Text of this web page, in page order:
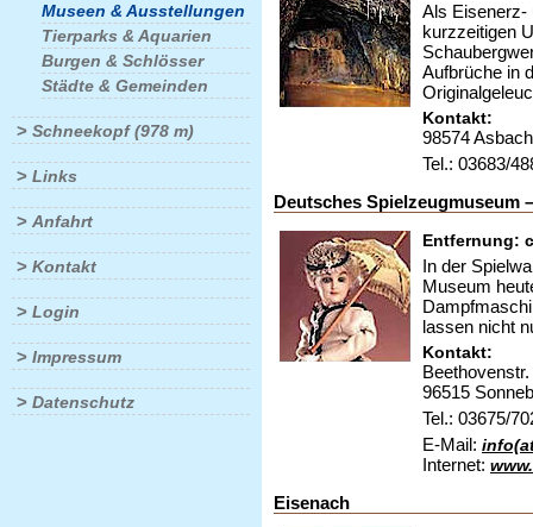
Museen & Ausstellungen
Tierparks & Aquarien
Burgen & Schlösser
Städte & Gemeinden
> Schneekopf (978 m)
> Links
> Anfahrt
> Kontakt
> Login
> Impressum
> Datenschutz
Als Eisenerz-
kurzzeitigen
Aufbrüche in
Kontakt:
98574 Asbach
Tel.: 03683/
Deutsches Spielzeugmuseum
Entfernung:
In der
Museum
lassen nicht
Kontakt:
Beethovenstr.
96515
Tel.: 03675/
E-Mail:
Internet:
Eisenach